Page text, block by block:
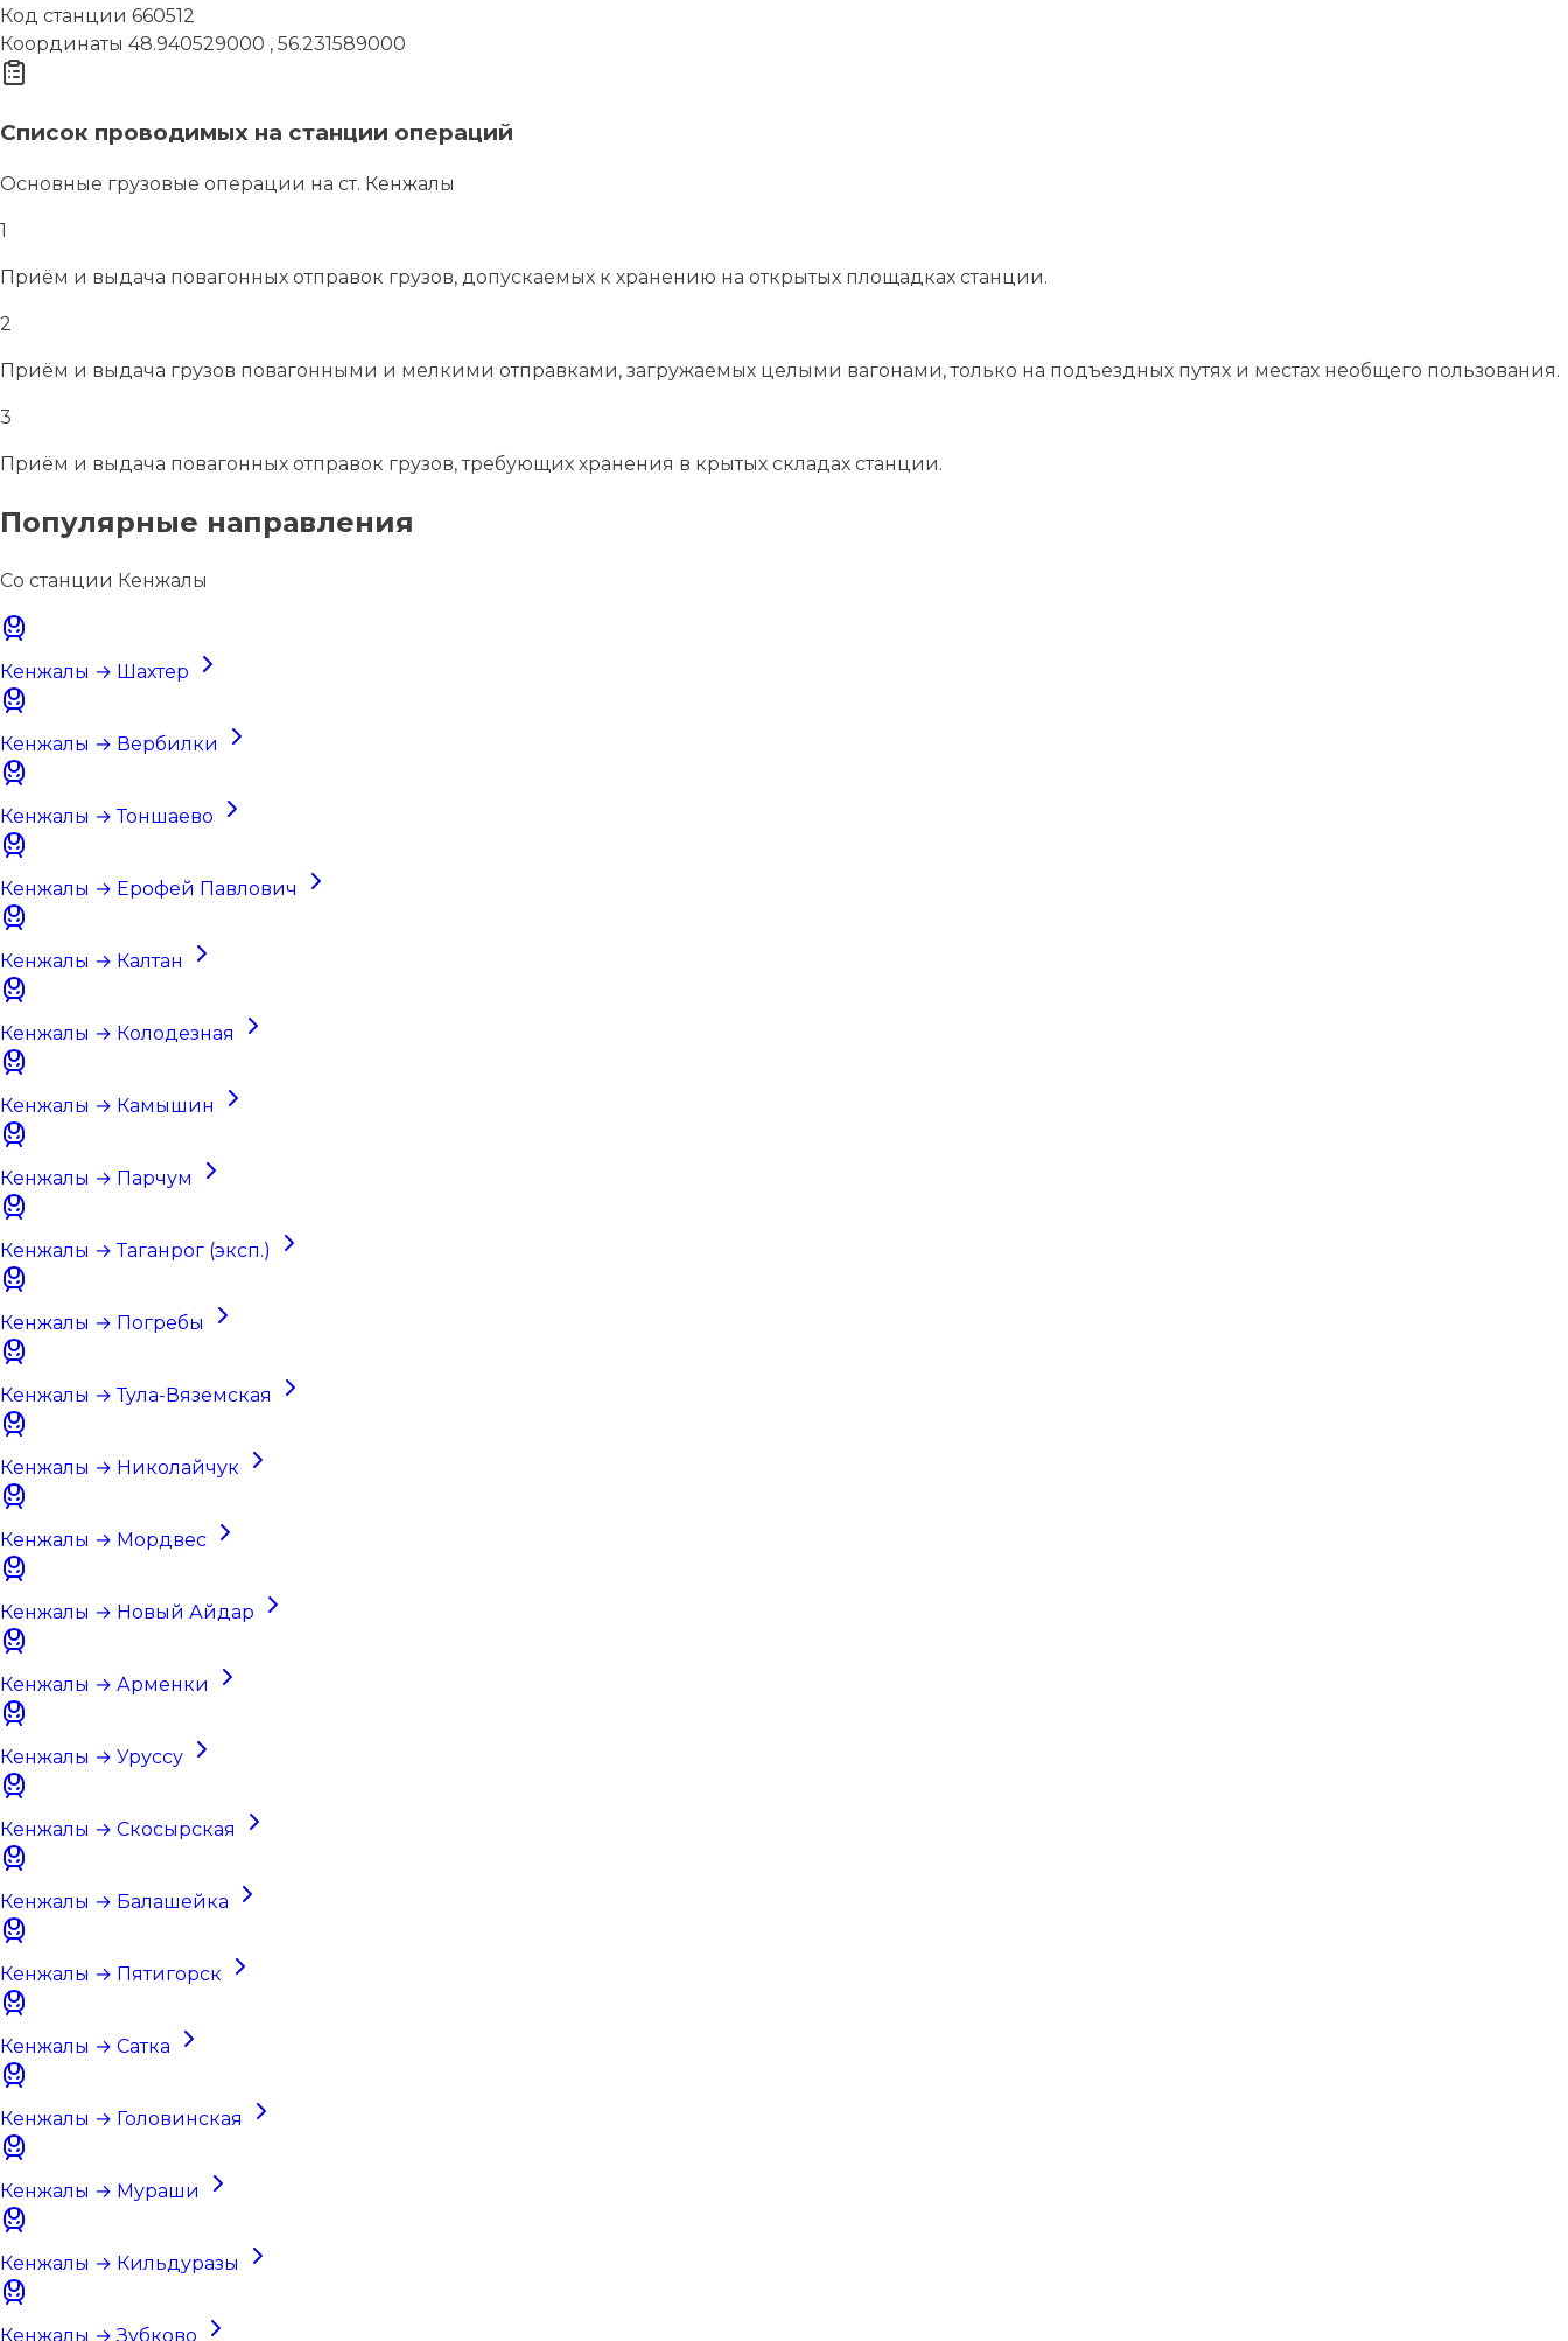
Код станции 660512
Координаты 48.940529000 , 56.231589000
Список проводимых на станции операций
Основные грузовые операции на ст. Кенжалы
1
Приём и выдача повагонных отправок грузов, допускаемых к хранению на открытых площадках станции.
2
Приём и выдача грузов повагонными и мелкими отправками, загружаемых целыми вагонами, только на подъездных путях и местах необщего пользования.
3
Приём и выдача повагонных отправок грузов, требующих хранения в крытых складах станции.
Популярные направления
Со станции Кенжалы
Кенжалы → Шахтер
Кенжалы → Вербилки
Кенжалы → Тоншаево
Кенжалы → Ерофей Павлович
Кенжалы → Калтан
Кенжалы → Колодезная
Кенжалы → Камышин
Кенжалы → Парчум
Кенжалы → Таганрог (эксп.)
Кенжалы → Погребы
Кенжалы → Тула-Вяземская
Кенжалы → Николайчук
Кенжалы → Мордвес
Кенжалы → Новый Айдар
Кенжалы → Арменки
Кенжалы → Уруссу
Кенжалы → Скосырская
Кенжалы → Балашейка
Кенжалы → Пятигорск
Кенжалы → Сатка
Кенжалы → Головинская
Кенжалы → Мураши
Кенжалы → Кильдуразы
Кенжалы → Зубково